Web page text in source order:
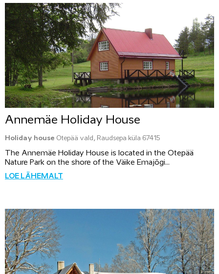
Annemäe Holiday House
Holiday house Otepää vald, Raudsepa küla 67415
The Annemäe Holiday House is located in the Otepää
Nature Park on the shore of the Väike Emajõgi...
LOE LÄHEMALT